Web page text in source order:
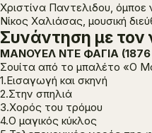
Χριστίνα Παντελιδου, όμποε
Νίκος Χαλιάσας, μουσική
Συνάντηση με τον
ΜΑΝΟΥΕΛ ΝΤΕ ΦΑΓΙΑ (1876
Σουίτα από το μπαλέτο «Ο
1.Εισαγωγή και σκηνή
2.Στην σπηλιά
3.Χορός του τρόμου
4.Ο μαγικός κύκλος